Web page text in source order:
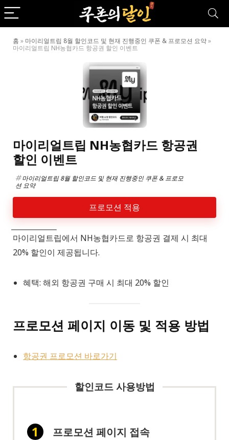
홈 » 마이리얼트립 8월 할인코드 및 현재 진행중인 쿠폰 & 프로모션 요약»
마이리얼트립 NH농협카드 항공권 할인 이벤트
마이리얼트립 NH농협카드 항공권
할인 이벤트
마이리얼트립 8월 할인코드 및 현재 진행중인 쿠폰 & 프로모
션 요약
프로모션 적용
마이리얼트립에서 NH농협카드로 항공권 결제 시 최대
20% 할인이 제공됩니다.
혜택: 해외 항공권 구매 시 최대 20% 할인
프로모션 페이지 이동 및 적용 방법
항공권 프로모션 바로가기
할인코드 사용방법
프로모션 페이지 접속